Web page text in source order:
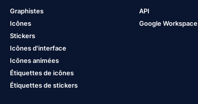
Graphistes
Icônes
Stickers
Icônes d'interface
Icônes animées
Étiquettes de icônes
Étiquettes de stickers
API
Google Workspace